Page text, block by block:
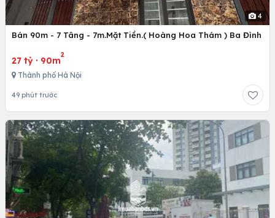
4
Bán 90m - 7 Tâng - 7m.Mặt Tiền.( Hoàng Hoa Thám ) Ba Đình
27 tỷ · 90m
2
Thành phố Hà Nội
49 phút trước